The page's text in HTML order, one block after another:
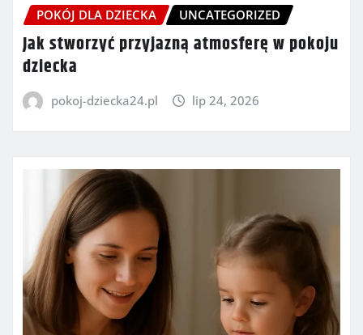
POKÓJ DLA DZIECKA UNCATEGORIZED
Jak stworzyć przyjazną atmosferę w pokoju
dziecka
pokoj-dziecka24.pl lip 24, 2026